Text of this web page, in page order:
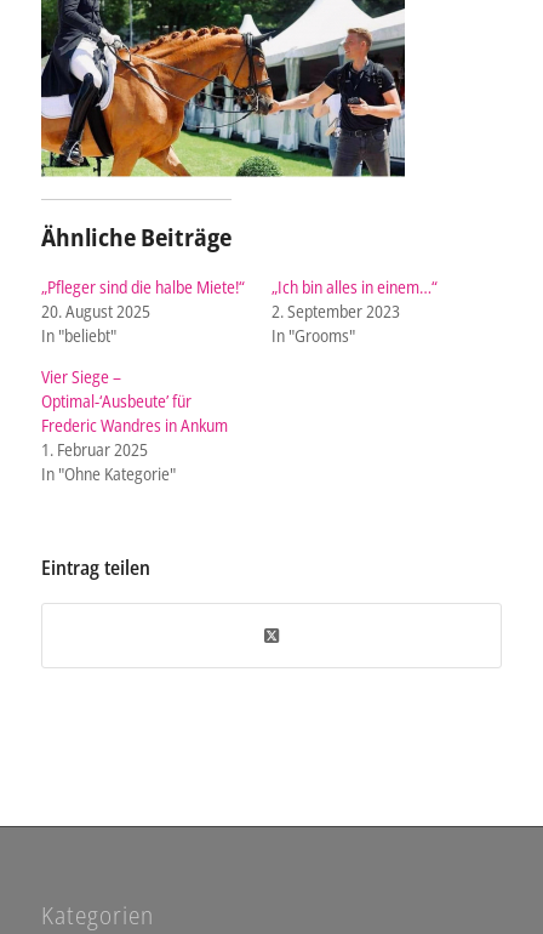
Ähnliche Beiträge
„Pfleger sind die halbe Miete!“
20. August 2025
In "beliebt"
„Ich bin alles in einem…“
2. September 2023
In "Grooms"
Vier Siege –
Optimal-‘Ausbeute’ für
Frederic Wandres in Ankum
1. Februar 2025
In "Ohne Kategorie"
Eintrag teilen
Kategorien